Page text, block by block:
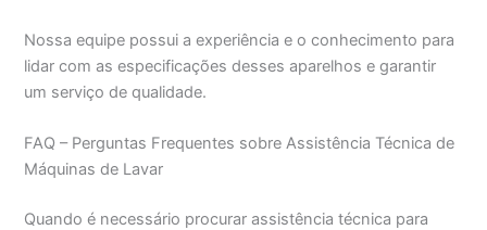
Nossa equipe possui a experiência e o conhecimento para
lidar com as especificações desses aparelhos e garantir
um serviço de qualidade.
FAQ – Perguntas Frequentes sobre Assistência Técnica de
Máquinas de Lavar
Quando é necessário procurar assistência técnica para